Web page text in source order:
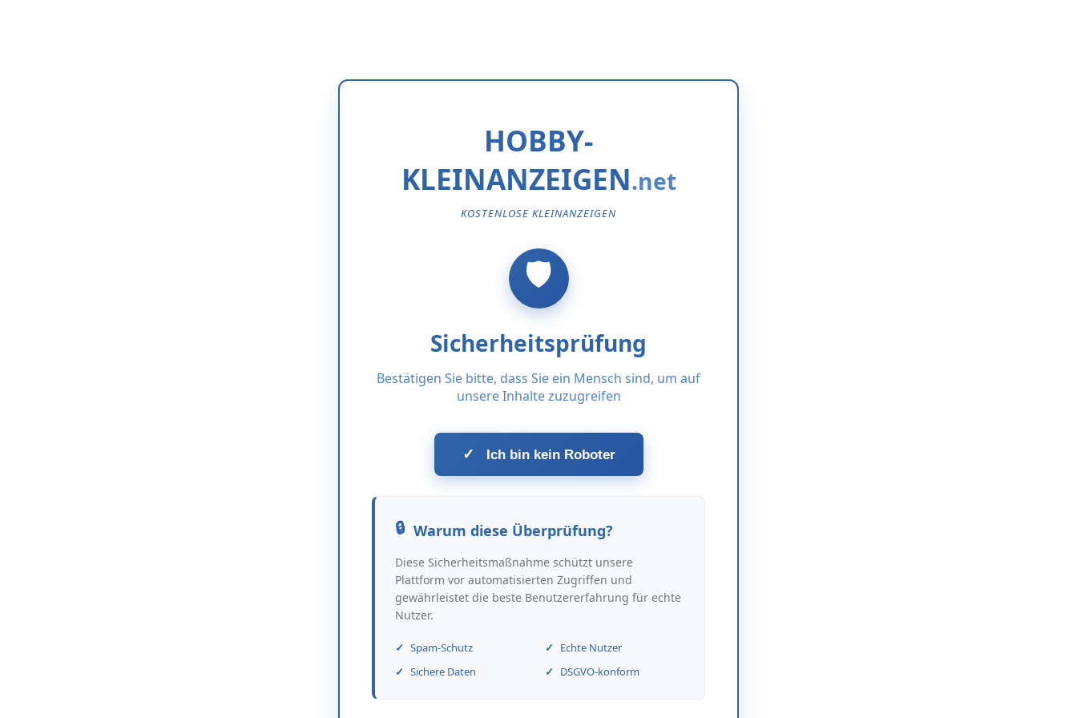
HOBBY-
KLEINANZEIGEN
KOSTENLOSE KLEINANZEIGEN
Sicherheitsprüfung
Bestätigen Sie bitte, dass Sie ein Mensch sind, um auf
unsere Inhalte zuzugreifen
✓ Ich bin kein Roboter
Warum diese Überprüfung?
Diese Sicherheitsmaßnahme schützt unsere
Plattform vor automatisierten Zugriffen und
gewährleistet die beste Benutzererfahrung für echte
Nutzer.
Spam-Schutz
Echte Nutzer
Sichere Daten
DSGVO-konform